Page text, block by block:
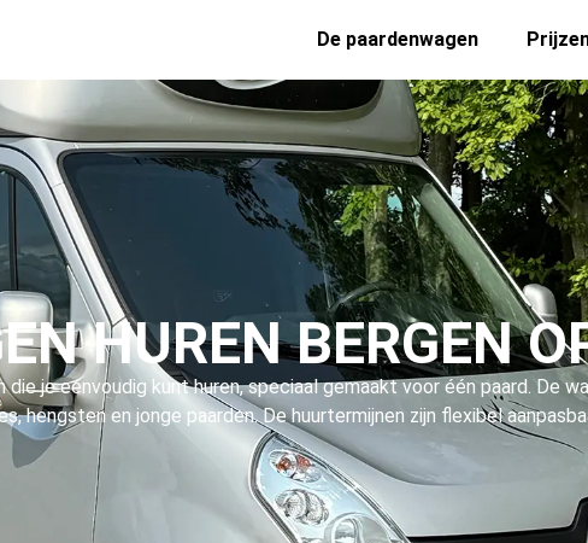
De paardenwagen
HUREN BERGEN
je eenvoudig kunt huren, speciaal gemaakt voor één paard. De
hengsten en jonge paarden. De huurtermijnen zijn flexibel